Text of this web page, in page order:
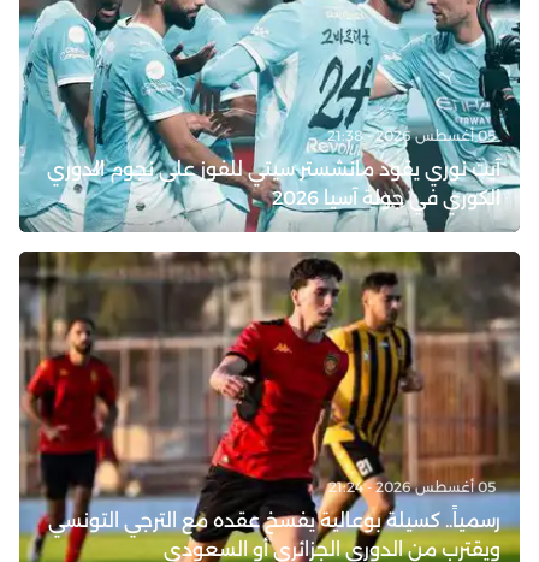
05 أغسطس 2026 - 21:38
آيت نوري يقود مانشستر سيتي للفوز على نجوم الدوري
الكوري في جولة آسيا 2026
05 أغسطس 2026 - 21:24
رسمياً.. كسيلة بوعالية يفسخ عقده مع الترجي التونسي
ويقترب من الدوري الجزائري أو السعودي